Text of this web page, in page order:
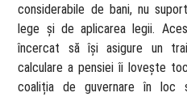
considerabile de bani, nu
lege și de aplicarea legii.
încercat să își asigure un
calculare a pensiei îi lovește
coaliția de guvernare în loc